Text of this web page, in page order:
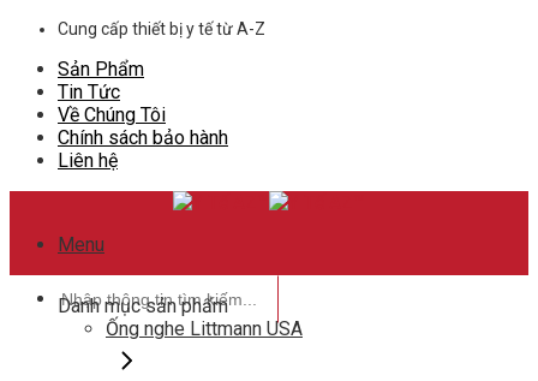
Skip
content
Cung cấp thiết bị y tế từ A-Z
Sản Phẩm
Tin Tức
Về Chúng Tôi
Chính sách bảo hành
Liên hệ
Menu
kiếm:
Danh mục sản phẩm
Ống nghe Littmann USA